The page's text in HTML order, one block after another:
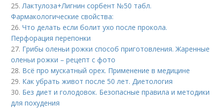
25.Лактулоза+Лигнин сорбент №50 табл.
Фармакологические свойства:
26.Что делать если болит ухо после прокола.
Перфорация перепонки
27. Грибы оленьи рожки способ приготовления. Жаренные
оленьи рожки – рецепт с фото
28. Всё про мускатный орех. Применение в медицине
29. Как убрать живот после 50 лет. Диетология
30. Без диет и голодовок. Безопасные правила и методики
для похудения